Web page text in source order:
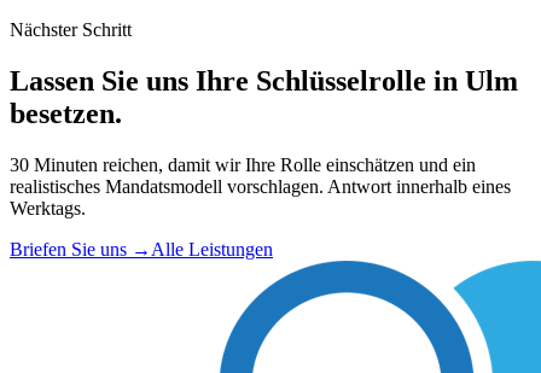
Nächster Schritt
Lassen Sie uns Ihre Schlüsselrolle in Ulm
besetzen.
30 Minuten reichen, damit wir Ihre Rolle einschätzen und ein
realistisches Mandatsmodell vorschlagen. Antwort innerhalb eines
Werktags.
Briefen Sie uns → Alle Leistungen